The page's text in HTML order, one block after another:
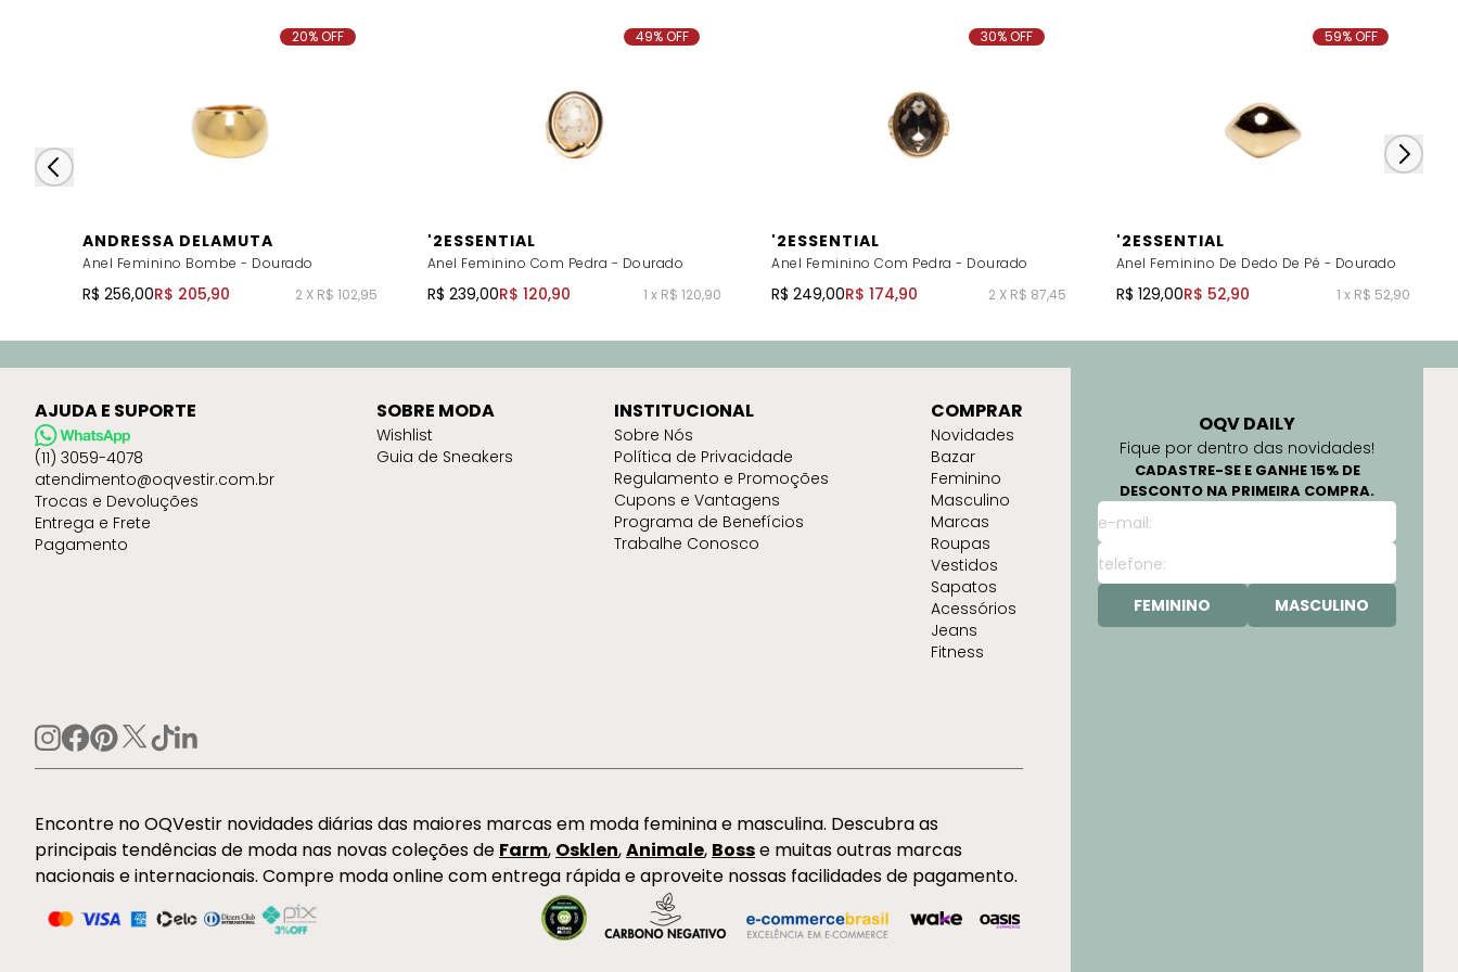
ANDRESSA DELAMUTA
Anel Feminino Bombe - Dourado
R$ 256,00R$ 205,90 2 X R$ 102,95
20% OFF
'2ESSENTIAL
Anel Feminino Com Pedra - Dourado
R$ 239,00R$ 120,90 1 x R$ 120,90
49% OFF
'2ESSENTIAL
Anel Feminino Com Pedra - Dourado
R$ 249,00R$ 174,90 2 X R$ 87,45
30% OFF
'2ESSENTIAL
Anel Feminino De Dedo De Pé - Dourado
R$ 129,00R$ 52,90 1 x R$ 52,90
59% OFF
OQV DAILY
Fique por dentro das novidades!
CADASTRE-SE E GANHE 15% DE
DESCONTO NA PRIMEIRA COMPRA.
FEMININO MASCULINO
AJUDA E SUPORTE
(11) 3059-4078
atendimento@oqvestir.com.br
Trocas e Devoluções
Entrega e Frete
Pagamento
SOBRE MODA
Wishlist
Guia de Sneakers
INSTITUCIONAL
Sobre Nós
Política de Privacidade
Regulamento e Promoções
Cupons e Vantagens
Programa de Benefícios
Trabalhe Conosco
COMPRAR
Novidades
Bazar
Feminino
Masculino
Marcas
Roupas
Vestidos
Sapatos
Acessórios
Jeans
Fitness
Encontre no OQVestir novidades diárias das maiores marcas em moda feminina e masculina. Descubra as
principais tendências de moda nas novas coleções de Farm, Osklen,Animale, Bosse muitas outras marcas
nacionais e internacionais. Compre moda online com entrega rápida e aproveite nossas facilidades de pagamento.